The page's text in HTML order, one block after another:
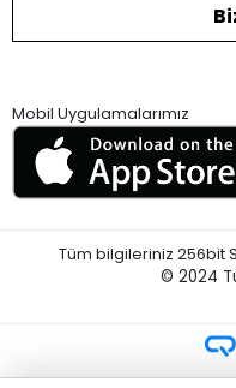
Mobil Uygulamalarımız
Tüm bilgileriniz 256bit
© 2024